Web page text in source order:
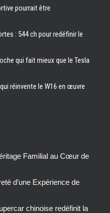
pourrait être
: 544 ch pour redéfinir le
qui fait mieux que le Tesla
réinvente le W16 en œuvre
Familial au Cœur de
d’une Expérience de
chinoise redéfinit la